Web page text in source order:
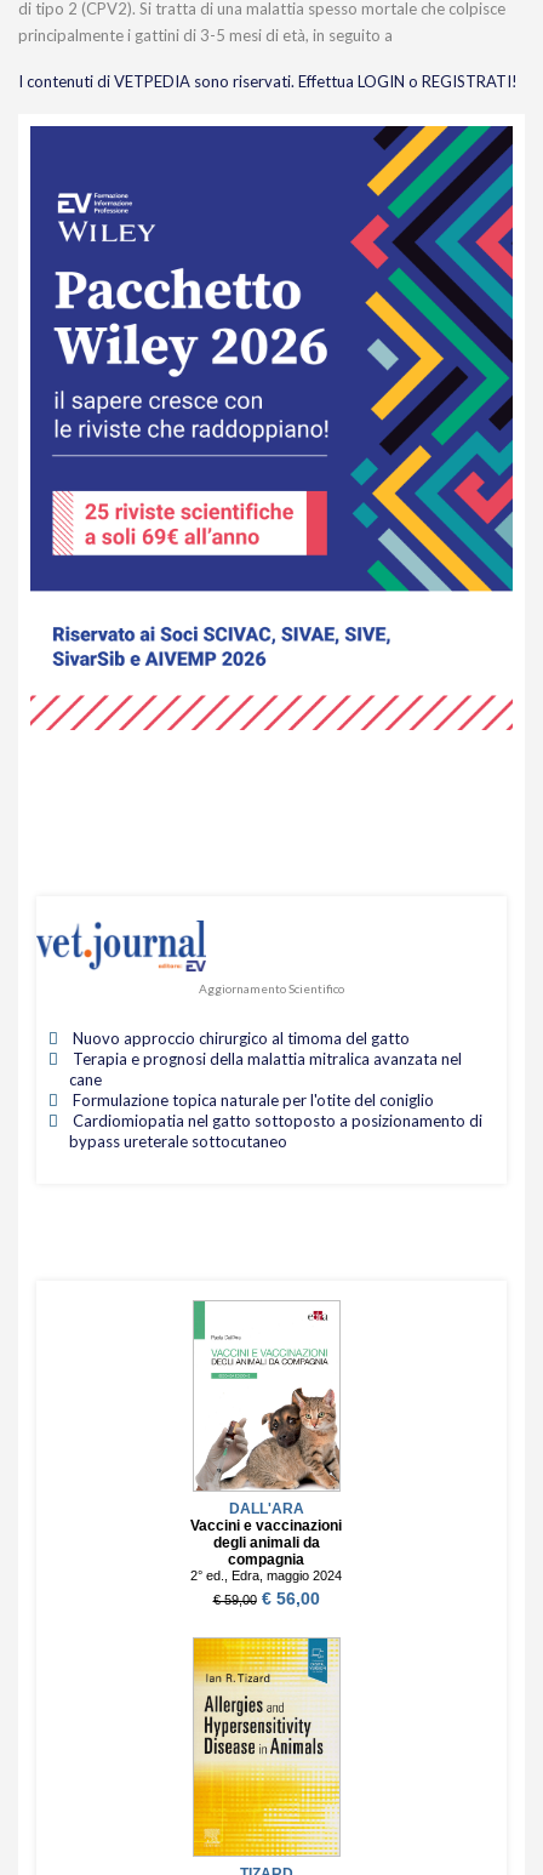
di tipo 2 (CPV2). Si tratta di una malattia spesso mortale che colpisce
principalmente i gattini di 3-5 mesi di età, in seguito a
I contenuti di VETPEDIA sono riservati. Effettua LOGIN o REGISTRATI!
Aggiornamento Scientifico
Nuovo approccio chirurgico al timoma del gatto
Terapia e prognosi della malattia mitralica avanzata nel
cane
Formulazione topica naturale per l'otite del coniglio
Cardiomiopatia nel gatto sottoposto a posizionamento di
bypass ureterale sottocutaneo